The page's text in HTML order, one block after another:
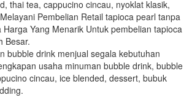
thai tea, cappucino cincau, nyoklat klasik,
Pembelian Retail tapioca pearl tanpa
Harga Yang Menarik Untuk pembelian tapioca
Besar.
bubble drink menjual segala kebutuhan
usaha minuman bubble drink, bubble
cincau, ice blended, dessert, bubuk